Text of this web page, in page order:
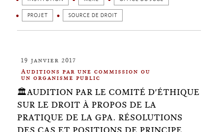
PROJET SOURCE DE DROIT
19 janvier 2017
Auditions par une commission ou
un organisme public
🏛️AUDITION PAR LE COMITÉ D'ÉTHIQUE
SUR LE DROIT À PROPOS DE LA
PRATIQUE DE LA GPA. RÉSOLUTIONS
DES CAS ET POSITIONS DE PRINCIPE